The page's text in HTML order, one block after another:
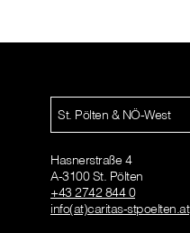
St. Pölten & NÖ-West
Hasnerstraße 4
A-3100 St. Pölten
+43 2742 844 0
info(at)caritas-stpoelten.at